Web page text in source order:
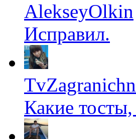
AlekseyOlkin
Исправил.
Какие